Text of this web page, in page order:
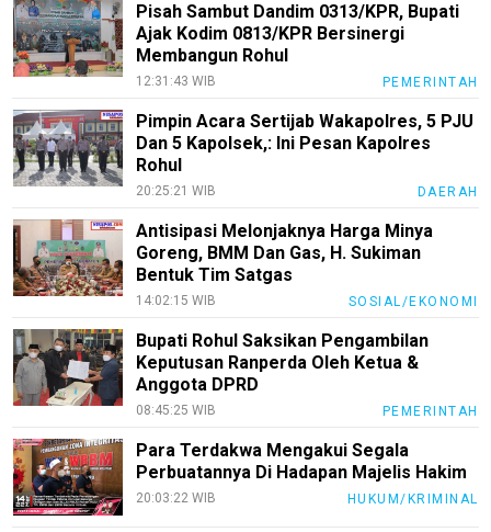
Pisah Sambut Dandim 0313/KPR, Bupati
Ajak Kodim 0813/KPR Bersinergi
Membangun Rohul
12:31:43 WIB PEMERINTAH
Pimpin Acara Sertijab Wakapolres, 5 PJU
Dan 5 Kapolsek,: Ini Pesan Kapolres
Rohul
20:25:21 WIB DAERAH
Antisipasi Melonjaknya Harga Minya
Goreng, BMM Dan Gas, H. Sukiman
Bentuk Tim Satgas
14:02:15 WIB SOSIAL/EKONOMI
Bupati Rohul Saksikan Pengambilan
Keputusan Ranperda Oleh Ketua &
Anggota DPRD
08:45:25 WIB PEMERINTAH
Para Terdakwa Mengakui Segala
Perbuatannya Di Hadapan Majelis Hakim
20:03:22 WIB HUKUM/KRIMINAL
Bisnis
Sehat
LabuhanBatu
Info
Nusapos
Karir
pendidikan
Kode
Etik
KEJ
Disclaimer